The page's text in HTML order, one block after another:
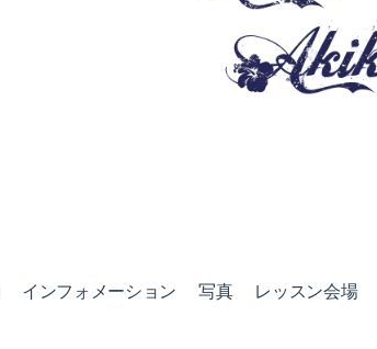
インフォメーション 写真 レッスン会場